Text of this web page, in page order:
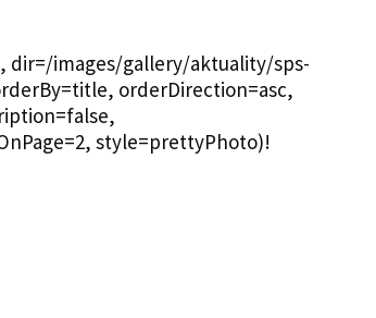
dir=/images/gallery/aktuality/sps-
orderDirection=asc,
style=prettyPhoto)!